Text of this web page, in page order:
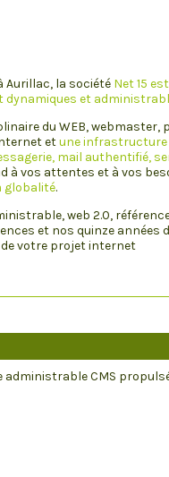
Aurillac, la société Net 15
dynamiques et
du WEB,
etune infrastructure
mail authentifié,
à vos attentes et à vos
globalité.
web 2.0,
et nos quinze années
votre projet internet
administrable CMS